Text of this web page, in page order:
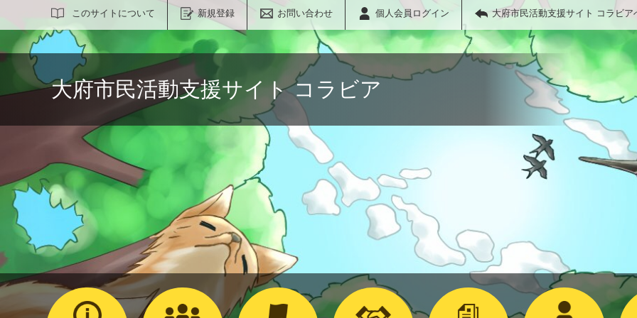
このサイトについて 新規登録 お問い合わせ 個人会員ログイン 大府市民活動支援サイト コラビア
サイト内検索
大府市民活動支援サイト コラビア